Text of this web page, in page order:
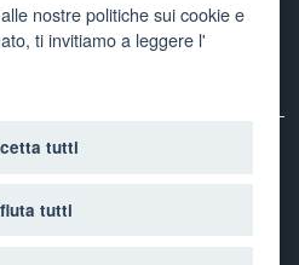
nostre politiche sui cookie e
ti invitiamo a leggere l'
tutti
tutti